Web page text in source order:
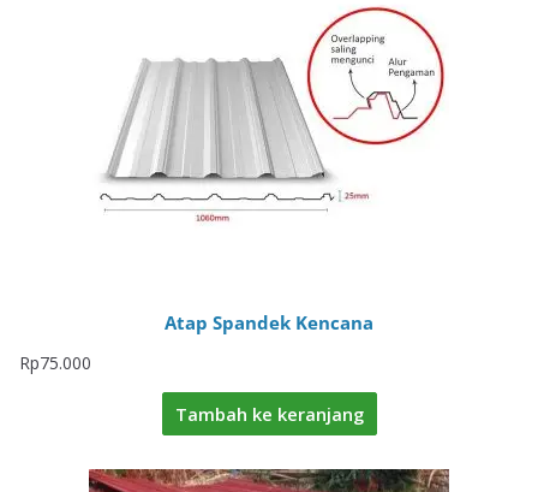
Atap Spandek Kencana
Rp75.000
Tambah ke keranjang